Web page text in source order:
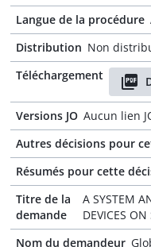
Langue de la procédure
Distribution Non
Téléchargement
Versions JO Aucun lien
Autres décisions pour
Résumés pour cette
Titre de la
demande
A SYSTEM
DEVICES
Nom du demandeur